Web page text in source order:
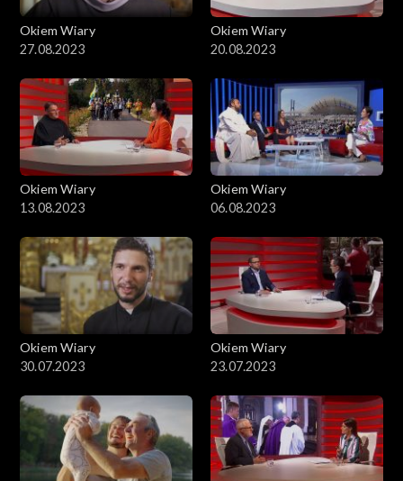
Okiem Wiary
27.08.2023
Okiem Wiary
20.08.2023
Okiem Wiary
13.08.2023
Okiem Wiary
06.08.2023
Okiem Wiary
30.07.2023
Okiem Wiary
23.07.2023